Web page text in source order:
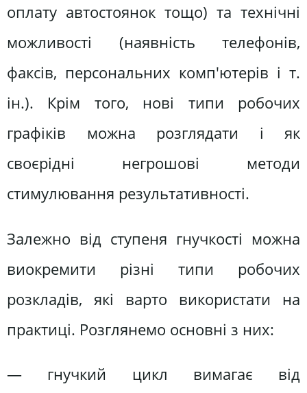
оплату автостоянок тощо) та технічні
можливості (наявність телефонів,
факсів, персональних комп'ютерів і т.
ін.). Крім того, нові типи робочих
графіків можна розглядати і як
своєрідні негрошові методи
стимулювання результативності.
Залежно від ступеня гнучкості можна
виокремити різні типи робочих
розкладів, які варто використати на
практиці. Розглянемо основні з них:
— гнучкий цикл вимагає від